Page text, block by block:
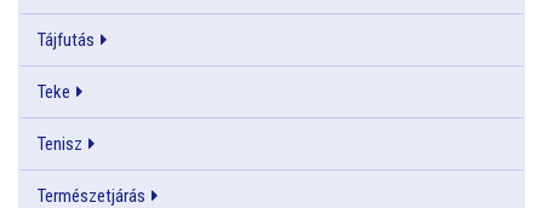
Tájfutás
Teke
Tenisz
Természetjárás